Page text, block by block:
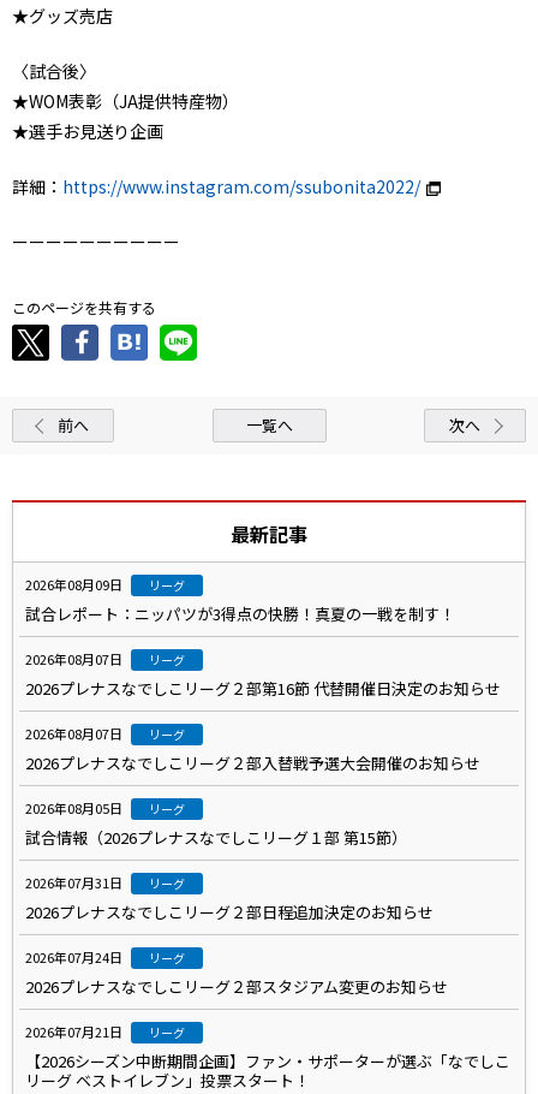
★グッズ売店
〈試合後〉
★WOM表彰（JA提供特産物）
★選手お見送り企画
詳細： https://www.instagram.com/ssubonita2022/
ーーーーーーーーーー
このページを共有する
前へ 一覧へ 次へ
最新記事
2026年08月09日 リーグ
試合レポート：ニッパツが3得点の快勝！真夏の一戦を制す！
2026年08月07日 リーグ
2026プレナスなでしこリーグ２部第16節 代替開催日決定のお知らせ
2026年08月07日 リーグ
2026プレナスなでしこリーグ２部入替戦予選大会開催のお知らせ
2026年08月05日 リーグ
試合情報（2026プレナスなでしこリーグ１部 第15節）
2026年07月31日 リーグ
2026プレナスなでしこリーグ２部日程追加決定のお知らせ
2026年07月24日 リーグ
2026プレナスなでしこリーグ２部スタジアム変更のお知らせ
2026年07月21日 リーグ
【2026シーズン中断期間企画】ファン・サポーターが選ぶ「なでしこ
リーグ ベストイレブン」投票スタート！